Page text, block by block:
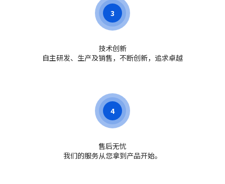
3
技术创新
自主研发、生产及销售，不断创新，追求卓越
4
售后无忧
我们的服务从您拿到产品开始。